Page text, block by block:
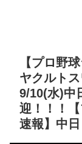
【プロ野
ヤクルト
9/10(水)中
迎！！！
速報】中